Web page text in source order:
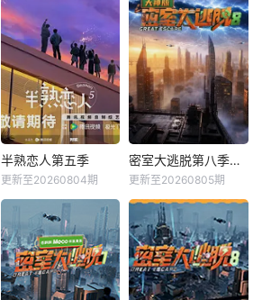
半熟恋人第五季
更新至20260804期
密室大逃脱第八季大神版
更新至20260805期